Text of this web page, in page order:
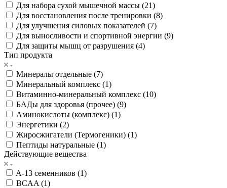
Для набора сухой мышечной массы (21)
Для восстановления после тренировки (8)
Для улучшения силовых показателей (7)
Для выносливости и спортивной энергии (9)
Для защиты мышц от разрушения (4)
Тип продукта
Минералы отдельные (7)
Минеральный комплекс (1)
Витаминно-минеральный комплекс (10)
БАДы для здоровья (прочее) (9)
Аминокислоты (комплекс) (1)
Энергетики (2)
Жиросжигатели (Термогеники) (1)
Пептиды натуральные (1)
Действующие вещества
A-13 семенников (1)
BCAA (1)